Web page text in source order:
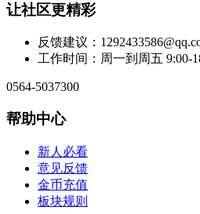
让社区更精彩
反馈建议：
工作时间：周一到周五 9:00-
0564-5037300
帮助中心
新人必看
意见反馈
金币充值
板块规则